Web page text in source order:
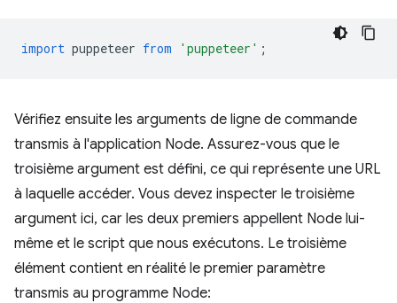
import puppeteer from 'puppeteer' ;
Vérifiez ensuite les arguments de ligne de commande
transmis à l'application Node. Assurez-vous que le
troisième argument est défini, ce qui représente une URL
à laquelle accéder. Vous devez inspecter le troisième
argument ici, car les deux premiers appellent Node lui-
même et le script que nous exécutons. Le troisième
élément contient en réalité le premier paramètre
transmis au programme Node: